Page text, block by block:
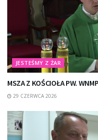
JESTEŚMY Z ŻAR
MSZA Z KOŚCIOŁA PW.
29 CZERWCA 2026